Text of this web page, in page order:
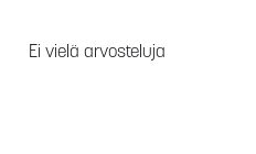
Ei vielä arvosteluja